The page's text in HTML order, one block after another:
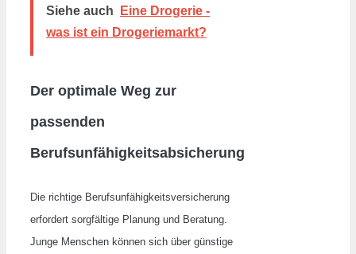
Siehe auch
Eine Drogerie -
was ist ein Drogeriemarkt?
Der optimale Weg zur
passenden
Berufsunfähigkeitsabsicherung
Die richtige Berufsunfähigkeitsversicherung
erfordert sorgfältige Planung und Beratung.
Junge Menschen können sich über günstige